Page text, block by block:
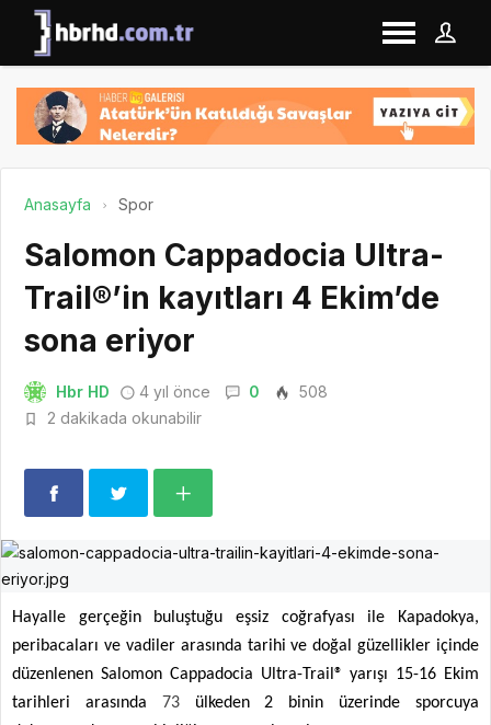
Anasayfa Spor
Salomon Cappadocia Ultra-
Trail®’in kayıtları 4 Ekim’de
sona eriyor
Hbr HD 4 yıl önce 0
508
2 dakikada okunabilir
Hayalle gerçeğin buluştuğu eşsiz coğrafyası ile Kapadokya,
peribacaları ve vadiler arasında tarihi ve doğal güzellikler içinde
düzenlenen Salomon Cappadocia Ultra-Trail® yarışı 15-16 Ekim
tarihleri arasında
73 ülkeden 2 binin üzerinde sporcuya